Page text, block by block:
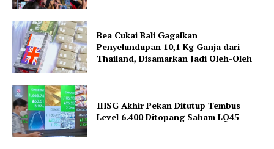
Bea Cukai Bali Gagalkan
Penyelundupan 10,1 Kg Ganja dari
Thailand, Disamarkan Jadi Oleh-Oleh
IHSG Akhir Pekan Ditutup Tembus
Level 6.400 Ditopang Saham LQ45